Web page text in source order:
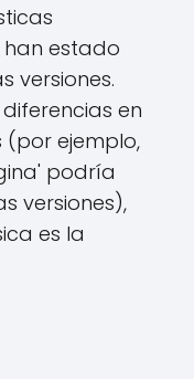
han estado
versiones.
en
(por ejemplo,
podría
versiones),
es la